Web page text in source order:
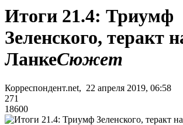
Итоги 21.4: Триумф
Зеленского, теракт
ЛанкеСюжет
Корреспондент.net, 22 апреля 2019, 06:58
271
18600